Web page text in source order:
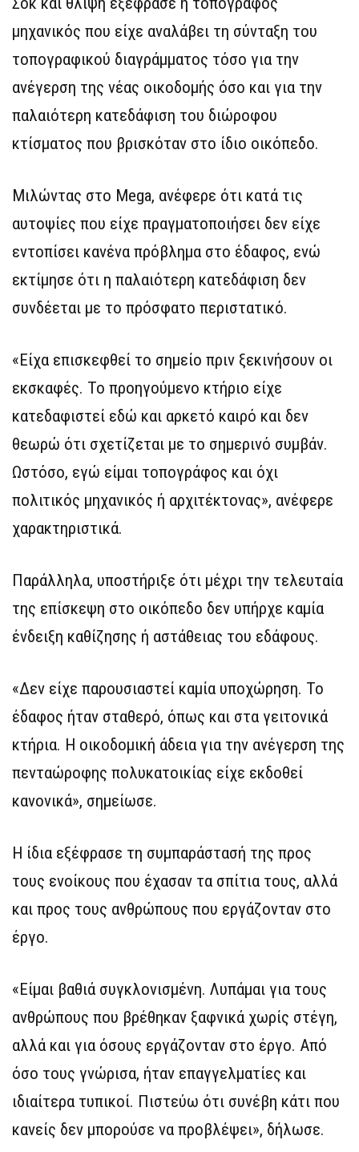
μηχανικός που είχε αναλάβει τη σύνταξη του
τοπογραφικού διαγράμματος τόσο για την
ανέγερση της νέας οικοδομής όσο και για την
παλαιότερη κατεδάφιση του διώροφου
κτίσματος που βρισκόταν στο ίδιο οικόπεδο.
Μιλώντας στο Mega, ανέφερε ότι κατά τις
αυτοψίες που είχε πραγματοποιήσει δεν είχε
εντοπίσει κανένα πρόβλημα στο έδαφος, ενώ
εκτίμησε ότι η παλαιότερη κατεδάφιση δεν
συνδέεται με το πρόσφατο περιστατικό.
«Είχα επισκεφθεί το σημείο πριν ξεκινήσουν οι
εκσκαφές. Το προηγούμενο κτήριο είχε
κατεδαφιστεί εδώ και αρκετό καιρό και δεν
θεωρώ ότι σχετίζεται με το σημερινό συμβάν.
Ωστόσο, εγώ είμαι τοπογράφος και όχι
πολιτικός μηχανικός ή αρχιτέκτονας», ανέφερε
χαρακτηριστικά.
Παράλληλα, υποστήριξε ότι μέχρι την τελευταία
της επίσκεψη στο οικόπεδο δεν υπήρχε καμία
ένδειξη καθίζησης ή αστάθειας του εδάφους.
«Δεν είχε παρουσιαστεί καμία υποχώρηση. Το
έδαφος ήταν σταθερό, όπως και στα γειτονικά
κτήρια. Η οικοδομική άδεια για την ανέγερση της
πενταώροφης πολυκατοικίας είχε εκδοθεί
κανονικά», σημείωσε.
Η ίδια εξέφρασε τη συμπαράστασή της προς
τους ενοίκους που έχασαν τα σπίτια τους, αλλά
και προς τους ανθρώπους που εργάζονταν στο
έργο.
«Είμαι βαθιά συγκλονισμένη. Λυπάμαι για τους
ανθρώπους που βρέθηκαν ξαφνικά χωρίς στέγη,
αλλά και για όσους εργάζονταν στο έργο. Από
όσο τους γνώρισα, ήταν επαγγελματίες και
ιδιαίτερα τυπικοί. Πιστεύω ότι συνέβη κάτι που
κανείς δεν μπορούσε να προβλέψει», δήλωσε.